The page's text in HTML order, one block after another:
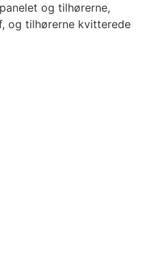
og tilhørerne,
og tilhørerne kvitterede